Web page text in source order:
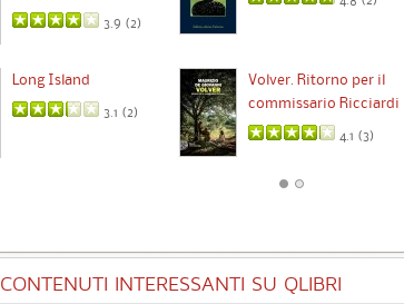
3.9 (2)
Long Island
3.1 (2)
Volver. Ritorno per il
commissario Ricciardi
4.1 (3)
CONTENUTI INTERESSANTI SU QLIBRI